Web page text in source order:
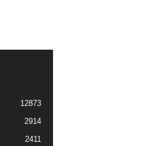
12873
2914
2411